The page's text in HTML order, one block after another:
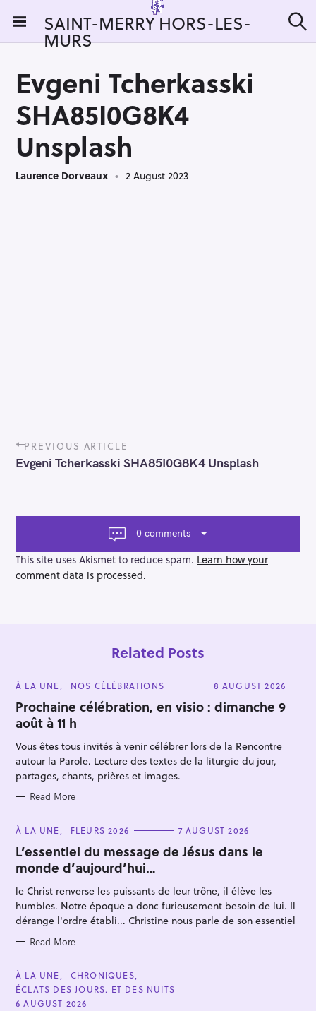
i
SAINT-MERRY HORS-LES-
MURS e
Evgeni Tcherkasski
SHA85I0G8K4
Unsplash
Laurence Dorveaux 2 August 2023
P
o
s
a
g
a
t
PREVIOUS ARTICLE
Evgeni Tcherkasski SHA85I0G8K4 Unsplash
0 comments
This site uses Akismet to reduce spam. Learn how your
comment data is processed.
Related Posts
C
T
E
G
O
R
I
E
S
À LA UNE NOS CÉLÉBRATIONS 8 AUGUST 2026
Prochaine célébration, en visio : dimanche 9
août à 11 h
Vous êtes tous invités à venir célébrer lors de la Rencontre
autour la Parole. Lecture des textes de la liturgie du jour,
partages, chants, prières et images.
Read More
C
T
E
G
O
R
I
E
S
À LA UNE FLEURS 2026 7 AUGUST 2026
L’essentiel du message de Jésus dans le
monde d’aujourd’hui…
le Christ renverse les puissants de leur trône, il élève les
humbles. Notre époque a donc furieusement besoin de lui. Il
dérange l'ordre établi... Christine nous parle de son essentiel
Read More
C
A
T
E
À LA UNE
CHRONIQUES
ÉCLATS DES JOURS. ET DES NUITS
6 AUGUST 2026
S
a
r
c
f
o